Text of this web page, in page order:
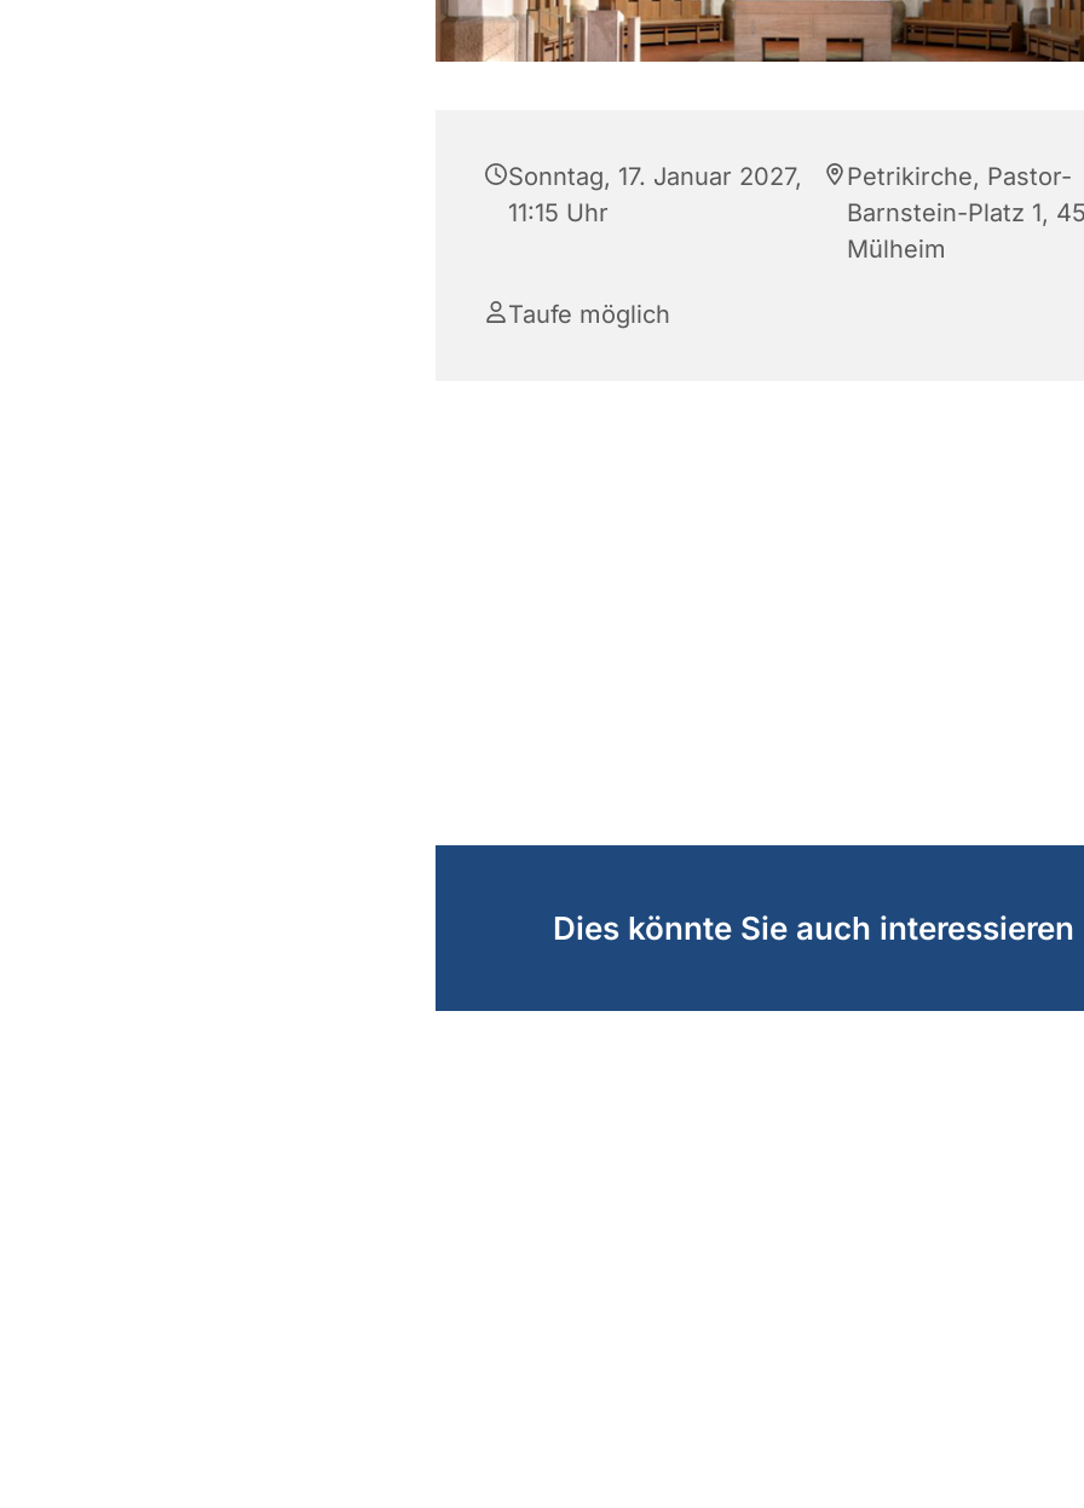
Sonntag, 17. Januar 2027,
11:15 Uhr
Petrikirche, Pastor-
Barnstein-Platz 1,
Mülheim
Taufe möglich
Dies könnte Sie auch interessieren